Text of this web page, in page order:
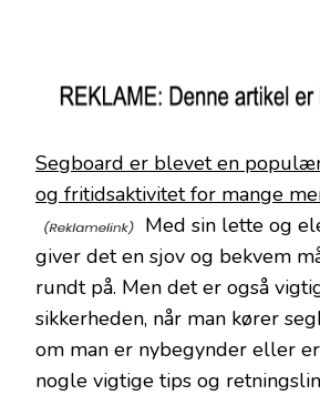
Segboard er blevet en
og fritidsaktivitet for mange
Med sin lette og
giver det en sjov og bekvem
rundt på. Men det er også
sikkerheden, når man kører
om man er nybegynder eller
nogle vigtige tips og